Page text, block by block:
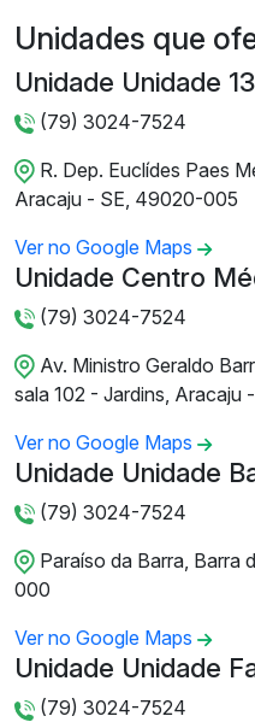
Unidades que
Unidade Unidade
(79) 3024-7524
R. Dep. Euclídes Paes
Aracaju - SE, 49020-005
Ver no Google Maps
Unidade Centro
(79) 3024-7524
Av. Ministro Geraldo
sala 102 - Jardins, Aracaju
Ver no Google Maps
Unidade Unidade
(79) 3024-7524
Paraíso da Barra, Barra
000
Ver no Google Maps
Unidade Unidade
(79) 3024-7524